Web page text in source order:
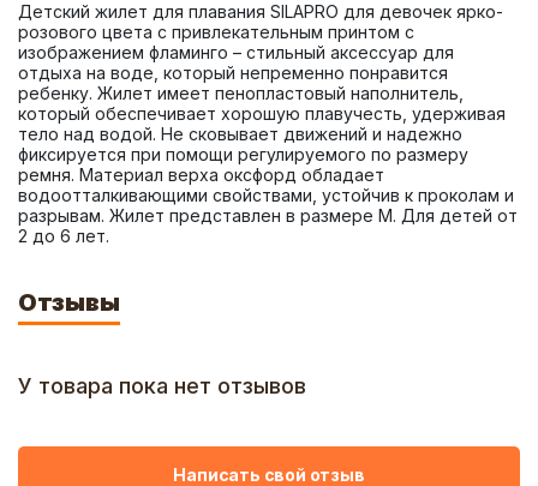
Детский жилет для плавания SILAPRO для девочек ярко-
розового цвета с привлекательным принтом с
изображением фламинго – стильный аксессуар для
отдыха на воде, который непременно понравится
ребенку. Жилет имеет пенопластовый наполнитель,
который обеспечивает хорошую плавучесть, удерживая
тело над водой. Не сковывает движений и надежно
фиксируется при помощи регулируемого по размеру
ремня. Материал верха оксфорд обладает
водоотталкивающими свойствами, устойчив к проколам и
разрывам. Жилет представлен в размере M. Для детей от
2 до 6 лет.
Отзывы
У товара пока нет отзывов
Написать свой отзыв